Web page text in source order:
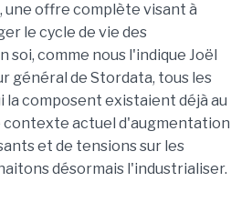
une offre complète visant à
le cycle de vie des
soi, comme nous l'indique Joël
général de Stordata, tous les
la composent existaient déjà au
contexte actuel d'augmentation
et de tensions sur les
désormais l'industrialiser.